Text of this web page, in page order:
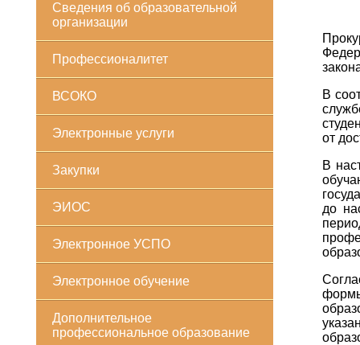
Сведения об образовательной
организации
Профессионалитет
ВСОКО
Электронные услуги
Закупки
ЭИОС
Электронное УСПО
Электронное обучение
Дополнительное
профессиональное образование
В
от
В
до